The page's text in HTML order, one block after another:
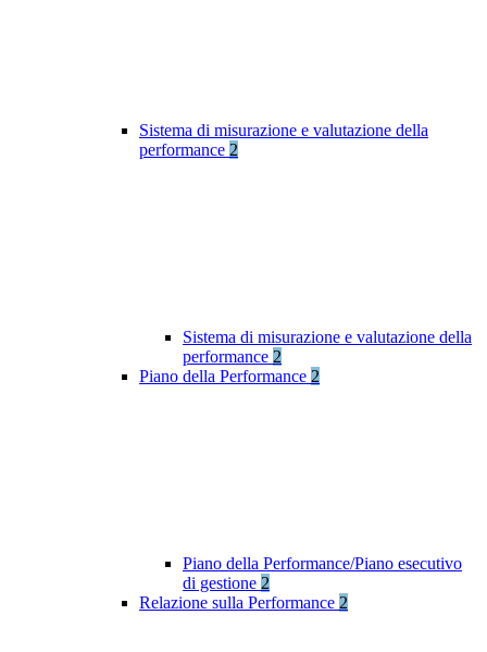
Sistema di misurazione e valutazione della
performance 2
Sistema di misurazione e valutazione della
performance 2
Piano della Performance 2
Piano della Performance/Piano esecutivo
di gestione 2
Relazione sulla Performance 2